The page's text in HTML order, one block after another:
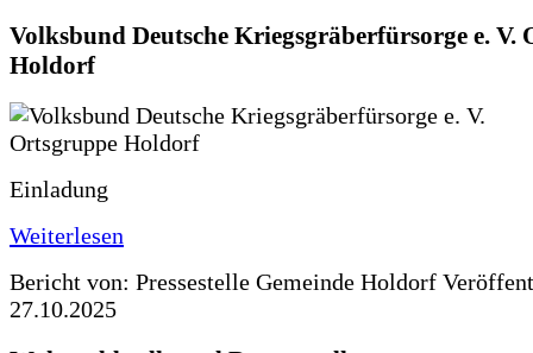
Volksbund Deutsche Kriegsgräberfürsorge e. V.
Holdorf
Einladung
Weiterlesen
Bericht von: Pressestelle Gemeinde Holdorf
27.10.2025